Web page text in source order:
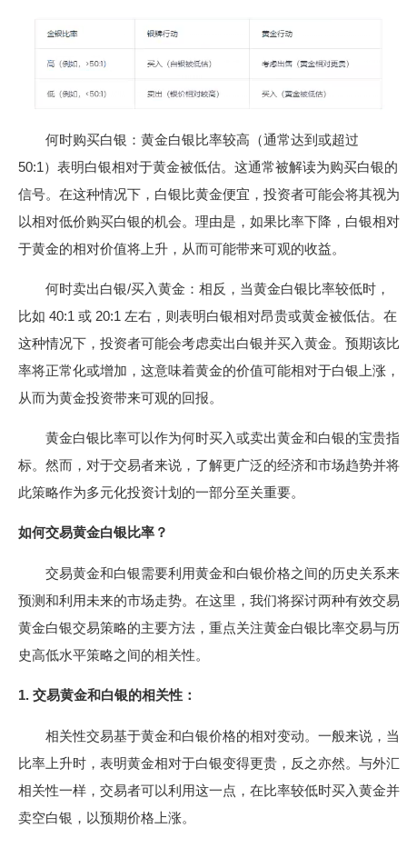
何时购买白银：黄金白银比率较高（通常达到或超过
50:1）表明白银相对于黄金被低估。这通常被解读为购买白银的
信号。在这种情况下，白银比黄金便宜，投资者可能会将其视为
以相对低价购买白银的机会。理由是，如果比率下降，白银相对
于黄金的相对价值将上升，从而可能带来可观的收益。
何时卖出白银/买入黄金：相反，当黄金白银比率较低时，
比如 40:1 或 20:1 左右，则表明白银相对昂贵或黄金被低估。在
这种情况下，投资者可能会考虑卖出白银并买入黄金。预期该比
率将正常化或增加，这意味着黄金的价值可能相对于白银上涨，
从而为黄金投资带来可观的回报。
黄金白银比率可以作为何时买入或卖出黄金和白银的宝贵指
标。然而，对于交易者来说，了解更广泛的经济和市场趋势并将
此策略作为多元化投资计划的一部分至关重要。
如何交易黄金白银比率？
交易黄金和白银需要利用黄金和白银价格之间的历史关系来
预测和利用未来的市场走势。在这里，我们将探讨两种有效交易
黄金白银交易策略的主要方法，重点关注黄金白银比率交易与历
史高低水平策略之间的相关性。
1. 交易黄金和白银的相关性：
相关性交易基于黄金和白银价格的相对变动。一般来说，当
比率上升时，表明黄金相对于白银变得更贵，反之亦然。与外汇
相关性一样，交易者可以利用这一点，在比率较低时买入黄金并
卖空白银，以预期价格上涨。